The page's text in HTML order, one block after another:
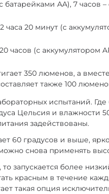
АА), 7 часов –
20 минут (с
(с аккумулятором
350 люменов, а
также 100
испытаний.
Цельсия и влажности
задействованы.
60 градусов и выше,
можно снова применять
запускается более
красным в течение
такая опция